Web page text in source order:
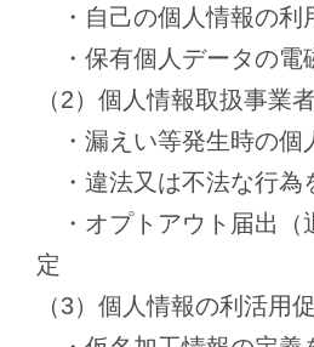
・自己の個人情報の利
・保有個人データの電
（2）個人情報取扱事業
・漏えい等発生時の個
・違法又は不法な行為
・オプトアウト届出（
定
（3）個人情報の利活用